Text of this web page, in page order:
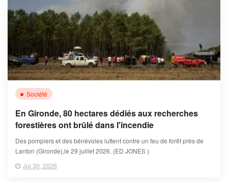
Société
En Gironde, 80 hectares dédiés aux recherches
forestières ont brûlé dans l'incendie
Des pompiers et des bénévoles luttent contre un feu de forêt près de
Lanton (Gironde),le 29 juillet 2026. (ED JONES )
Jul 30, 2026